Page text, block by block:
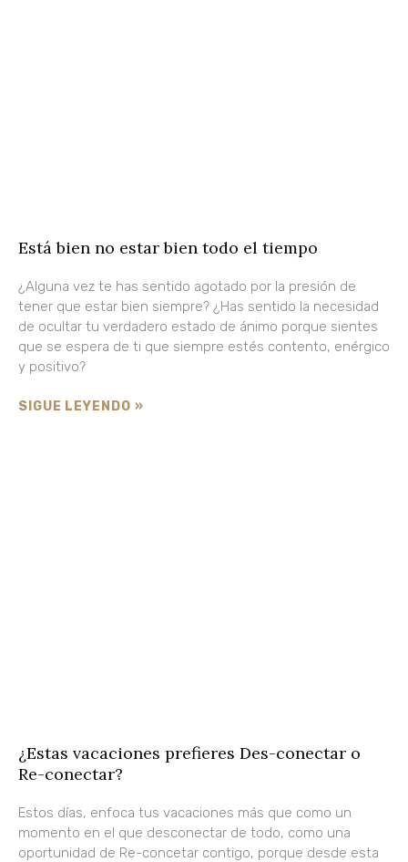
Está bien no estar bien todo el tiempo
¿Alguna vez te has sentido agotado por la presión de
tener que estar bien siempre? ¿Has sentido la necesidad
de ocultar tu verdadero estado de ánimo porque sientes
que se espera de ti que siempre estés contento, enérgico
y positivo?
SIGUE LEYENDO »
¿Estas vacaciones prefieres Des-conectar o
Re-conectar?
Estos días, enfoca tus vacaciones más que como un
momento en el que desconectar de todo, como una
oportunidad de Re-concetar contigo, porque desde esta